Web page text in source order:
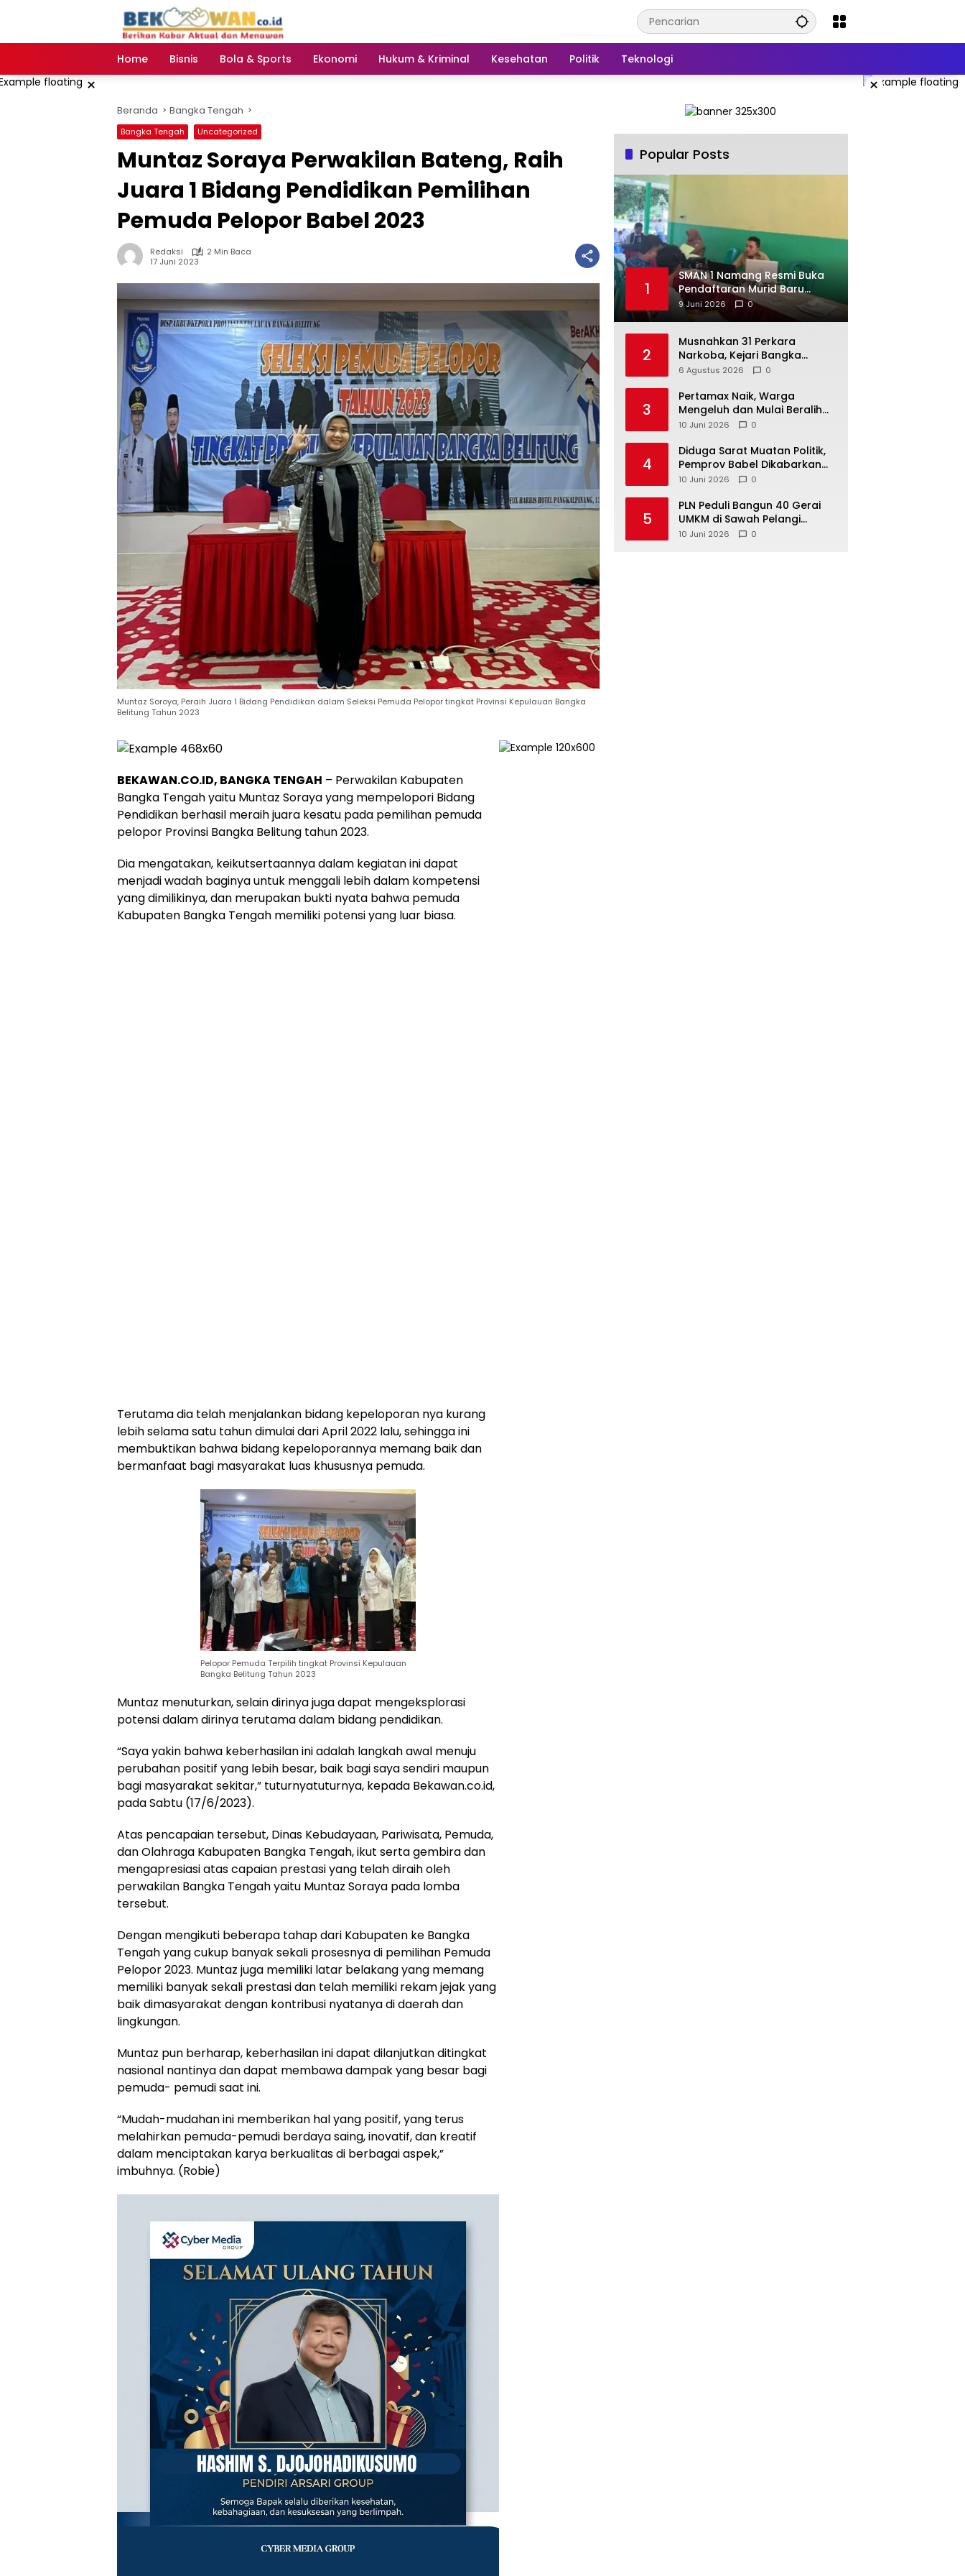
Home
Bisnis Bola & Sports Ekonomi Hukum & Kriminal Kesehatan Politik Teknologi
× ×
Beranda Bangka Tengah
Bangka Tengah Uncategorized
Muntaz Soraya Perwakilan Bateng, Raih
Juara 1 Bidang Pendidikan Pemilihan
Pemuda Pelopor Babel 2023
Redaksi
2 Min Baca
17 Juni 2023
Muntaz Soroya, Peraih Juara 1 Bidang Pendidikan dalam Seleksi Pemuda Pelopor tingkat Provinsi Kepulauan Bangka
Belitung Tahun 2023
BEKAWAN.CO.ID, BANGKA TENGAH – Perwakilan Kabupaten
Bangka Tengah yaitu Muntaz Soraya yang mempelopori Bidang
Pendidikan berhasil meraih juara kesatu pada pemilihan pemuda
pelopor Provinsi Bangka Belitung tahun 2023.
Dia mengatakan, keikutsertaannya dalam kegiatan ini dapat
menjadi wadah baginya untuk menggali lebih dalam kompetensi
yang dimilikinya, dan merupakan bukti nyata bahwa pemuda
Kabupaten Bangka Tengah memiliki potensi yang luar biasa.
Terutama dia telah menjalankan bidang kepeloporan nya kurang
lebih selama satu tahun dimulai dari April 2022 lalu, sehingga ini
membuktikan bahwa bidang kepeloporannya memang baik dan
bermanfaat bagi masyarakat luas khususnya pemuda.
Pelopor Pemuda Terpilih tingkat Provinsi Kepulauan
Bangka Belitung Tahun 2023
Muntaz menuturkan, selain dirinya juga dapat mengeksplorasi
potensi dalam dirinya terutama dalam bidang pendidikan.
“Saya yakin bahwa keberhasilan ini adalah langkah awal menuju
perubahan positif yang lebih besar, baik bagi saya sendiri maupun
bagi masyarakat sekitar,” tuturnyatuturnya, kepada Bekawan.co.id,
pada Sabtu (17/6/2023).
Atas pencapaian tersebut, Dinas Kebudayaan, Pariwisata, Pemuda,
dan Olahraga Kabupaten Bangka Tengah, ikut serta gembira dan
mengapresiasi atas capaian prestasi yang telah diraih oleh
perwakilan Bangka Tengah yaitu Muntaz Soraya pada lomba
tersebut.
Dengan mengikuti beberapa tahap dari Kabupaten ke Bangka
Tengah yang cukup banyak sekali prosesnya di pemilihan Pemuda
Pelopor 2023. Muntaz juga memiliki latar belakang yang memang
memiliki banyak sekali prestasi dan telah memiliki rekam jejak yang
baik dimasyarakat dengan kontribusi nyatanya di daerah dan
lingkungan.
Muntaz pun berharap, keberhasilan ini dapat dilanjutkan ditingkat
nasional nantinya dan dapat membawa dampak yang besar bagi
pemuda- pemudi saat ini.
“Mudah-mudahan ini memberikan hal yang positif, yang terus
melahirkan pemuda-pemudi berdaya saing, inovatif, dan kreatif
dalam menciptakan karya berkualitas di berbagai aspek,”
imbuhnya. (Robie)
Popular Posts
1
SMAN 1 Namang Resmi Buka
Pendaftaran Murid Baru
2026/2027
9 Juni 2026 0
2
Musnahkan 31 Perkara
Narkoba, Kejari Bangka
Tengah Tegaskan Komitmen
Tuntas
6 Agustus 2026 0
3
‎Pertamax Naik, Warga
Mengeluh dan Mulai Beralih
ke Pertalite Meski Harus Antre
10 Juni 2026 0
4
‎Diduga Sarat Muatan Politik,
Pemprov Babel Dikabarkan
Lakukan Rotasi Besar-
10 Juni 2026 0
5
‎PLN Peduli Bangun 40 Gerai
UMKM di Sawah Pelangi
Namang, Dorong
10 Juni 2026 0